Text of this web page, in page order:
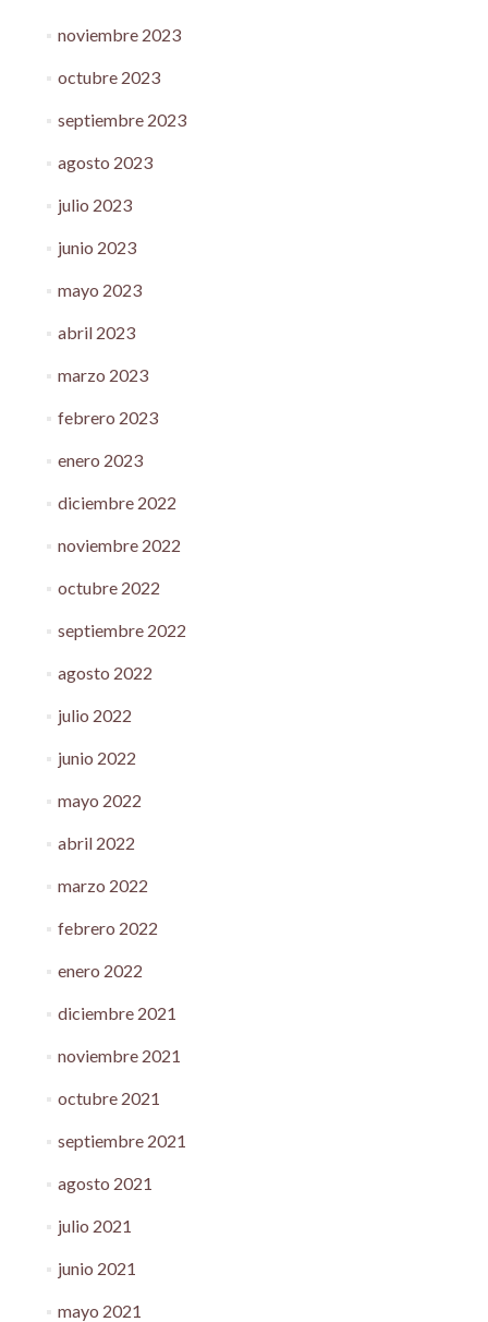
noviembre 2023
octubre 2023
septiembre 2023
agosto 2023
julio 2023
junio 2023
mayo 2023
abril 2023
marzo 2023
febrero 2023
enero 2023
diciembre 2022
noviembre 2022
octubre 2022
septiembre 2022
agosto 2022
julio 2022
junio 2022
mayo 2022
abril 2022
marzo 2022
febrero 2022
enero 2022
diciembre 2021
noviembre 2021
octubre 2021
septiembre 2021
agosto 2021
julio 2021
junio 2021
mayo 2021